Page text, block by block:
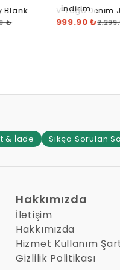
Blank
₺
İndirim
V-Logo Denim
Blue
999.90 ₺
& İade Sıkça Sorulan
Hakkımızda
İletişim
Hakkımızda
Hizmet Kullanım
Gizlilik Politikası